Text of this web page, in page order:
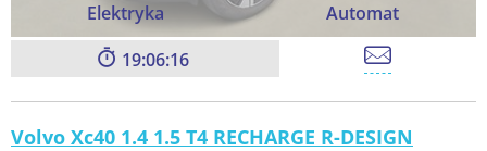
Elektryka
Automat
19:06:16
Volvo Xc40 1.4 1.5 T4 RECHARGE R-DESIGN